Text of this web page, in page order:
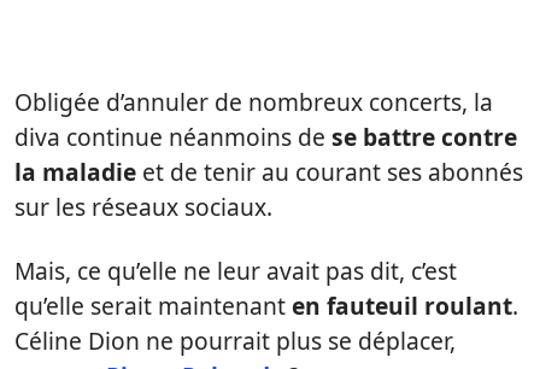
Obligée d’annuler de nombreux concerts, la
diva continue néanmoins de se battre contre
la maladie et de tenir au courant ses abonnés
sur les réseaux sociaux.
Mais, ce qu’elle ne leur avait pas dit, c’est
qu’elle serait maintenanten fauteuil roulant.
Céline Dion ne pourrait plus se déplacer,